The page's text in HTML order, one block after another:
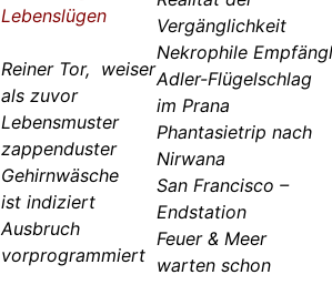
Lebenslügen
Reiner Tor, weiser
als zuvor
Lebensmuster
zappenduster
Gehirnwäsche
ist indiziert
Ausbruch
vorprogrammiert
Vergänglichkeit
Nekrophile
Adler-Flügelschlag
im Prana
Phantasietrip nach
Nirwana
San Francisco –
Endstation
Feuer & Meer
warten schon